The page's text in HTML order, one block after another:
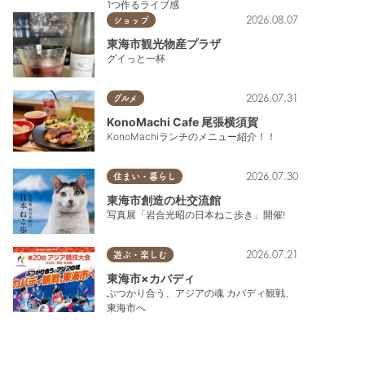
1つ作るライブ感
ショップ 2026.08.07
東海市観光物産プラザ
グイっと一杯
グルメ 2026.07.31
KonoMachi Cafe 尾張横須賀
KonoMachiランチのメニュー紹介！！
住まい・暮らし 2026.07.30
東海市創造の杜交流館
写真展「岩合光昭の日本ねこ歩き」開催!
遊ぶ・楽しむ 2026.07.21
東海市×カバディ
ぶつかり合う、アジアの魂 カバディ観戦、
東海市へ